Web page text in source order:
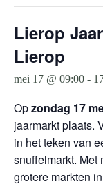
Lierop
Lierop
mei 17 @ 09:00 -
Opzondag 17
jaarmarkt plaats.
in het teken van
snuffelmarkt. Met
grotere markten